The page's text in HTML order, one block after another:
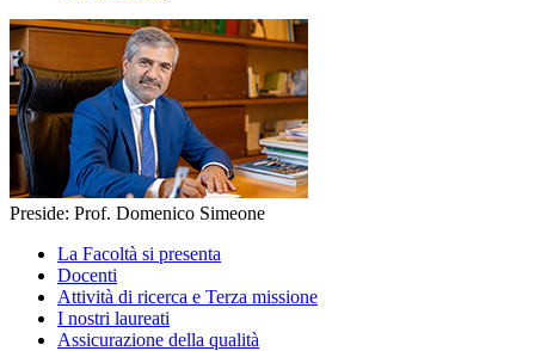
Preside: Prof. Domenico Simeone
La Facoltà si presenta
Docenti
Attività di ricerca e Terza missione
I nostri laureati
Assicurazione della qualità